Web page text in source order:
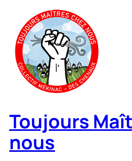
contenu
Toujours
nous